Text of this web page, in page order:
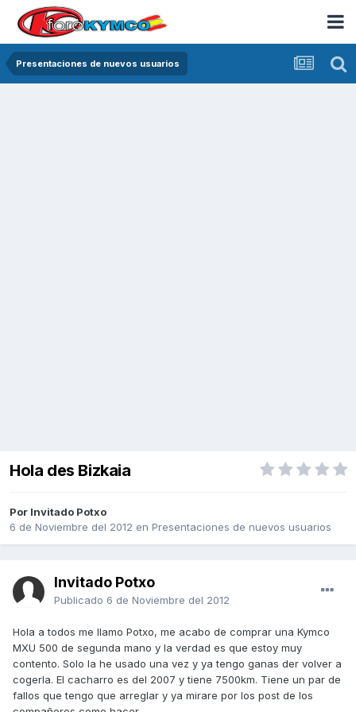
Presentaciones de nuevos usuarios
Hola des Bizkaia
Por Invitado Potxo
6 de Noviembre del 2012 en Presentaciones de nuevos usuarios
Invitado Potxo
Publicado 6 de Noviembre del 2012
Hola a todos me llamo Potxo, me acabo de comprar una Kymco
MXU 500 de segunda mano y la verdad es que estoy muy
contento. Solo la he usado una vez y ya tengo ganas der volver a
cogerla. El cacharro es del 2007 y tiene 7500km. Tiene un par de
fallos que tengo que arreglar y ya mirare por los post de los